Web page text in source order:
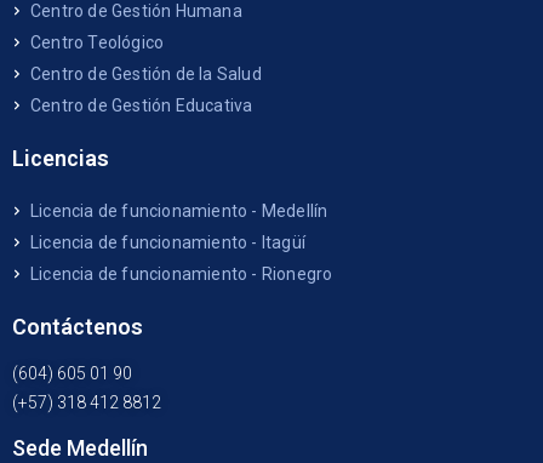
Centro de Gestión Humana
Centro Teológico
Centro de Gestión de la Salud
Centro de Gestión Educativa
Licencias
Licencia de funcionamiento - Medellín
Licencia de funcionamiento - Itagüí
Licencia de funcionamiento - Rionegro
Contáctenos
(604) 605 01 90
(+57) 318 412 8812
Sede Medellín